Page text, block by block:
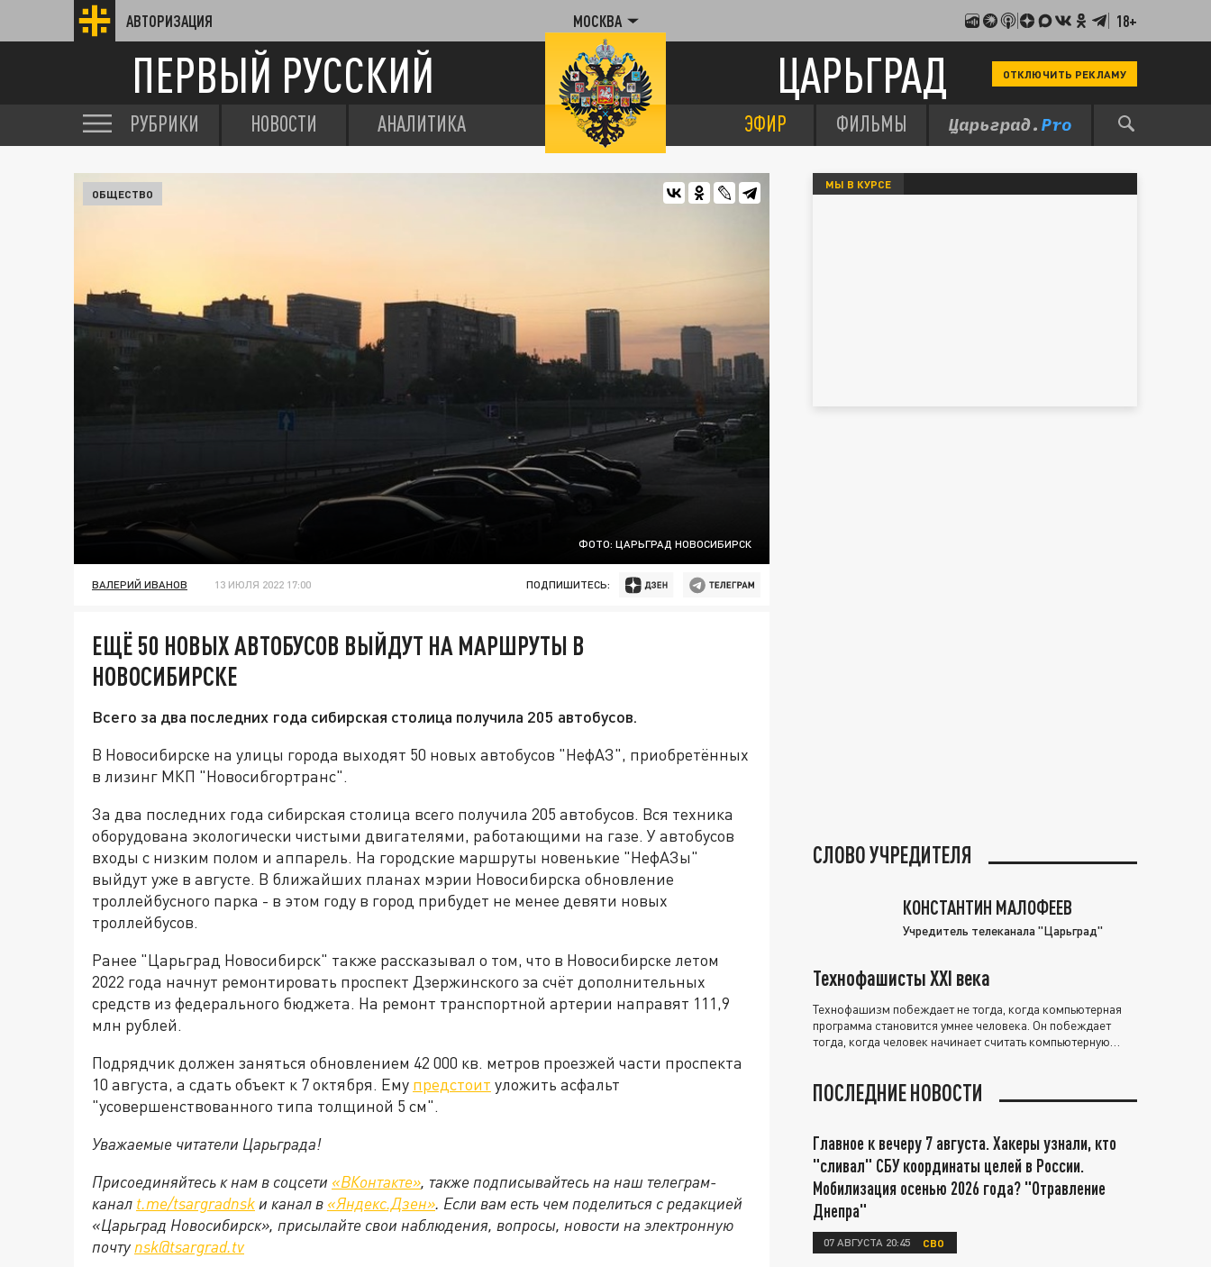
АВТОРИЗАЦИЯ МОСКВА 18+
ПЕРВЫЙ РУССКИЙ ЦАРЬГРАД ОТКЛЮЧИТЬ РЕКЛАМУ
РУБРИКИ НОВОСТИ АНАЛИТИКА ЭФИР ФИЛЬМЫ
ФОТО: ЦАРЬГРАД НОВОСИБИРСК
ОБЩЕСТВО
ВАЛЕРИЙ ИВАНОВ 13 ИЮЛЯ 2022 17:00 ПОДПИШИТЕСЬ:
ЕЩЁ 50 НОВЫХ АВТОБУСОВ ВЫЙДУТ НА МАРШРУТЫ В
НОВОСИБИРСКЕ
Всего за два последних года сибирская столица получила 205 автобусов.
В Новосибирске на улицы города выходят 50 новых автобусов "НефАЗ", приобретённых
в лизинг МКП "Новосибгортранс".
За два последних года сибирская столица всего получила 205 автобусов. Вся техника
оборудована экологически чистыми двигателями, работающими на газе. У автобусов
входы с низким полом и аппарель. На городские маршруты новенькие "НефАЗы"
выйдут уже в августе. В ближайших планах мэрии Новосибирска обновление
троллейбусного парка - в этом году в город прибудет не менее девяти новых
троллейбусов.
Ранее "Царьград Новосибирск" также рассказывал о том, что в Новосибирске летом
2022 года начнут ремонтировать проспект Дзержинского за счёт дополнительных
средств из федерального бюджета. На ремонт транспортной артерии направят 111,9
млн рублей.
Подрядчик должен заняться обновлением 42 000 кв. метров проезжей части проспекта
10 августа, а сдать объект к 7 октября. Ему предстоит уложить асфальт
"усовершенствованного типа толщиной 5 см".
Уважаемые читатели Царьграда!
Присоединяйтесь к нам в соцсети «ВКонтакте», также подписывайтесь на наш телеграм-
канал t.me/tsargradnsk и канал в «Яндекс.Дзен». Если вам есть чем поделиться с редакцией
«Царьград Новосибирск», присылайте свои наблюдения, вопросы, новости на электронную
почту nsk@tsargrad.tv
МЫ В КУРСЕ
СЛОВО УЧРЕДИТЕЛЯ
КОНСТАНТИН МАЛОФЕЕВ
Учредитель телеканала "Царьград"
Технофашисты XXI века
Технофашизм побеждает не тогда, когда компьютерная
программа становится умнее человека. Он побеждает
тогда, когда человек начинает считать компьютерную
ПОСЛЕДНИЕ НОВОСТИ
Главное к вечеру 7 августа. Хакеры узнали, кто
"сливал" СБУ координаты целей в России.
Мобилизация осенью 2026 года? "Отравление
Днепра"
07 АВГУСТА 20:45 СВО